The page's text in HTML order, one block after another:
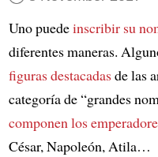
Uno puedeinscribir su
diferentes maneras.
figuras destacadasde las
categoría de “grandes
componenlos
César, Napoleón, Atila…